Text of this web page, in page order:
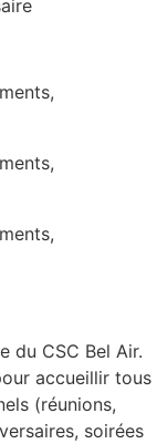
du CSC Bel Air.
accueillir tous
(réunions,
soirées